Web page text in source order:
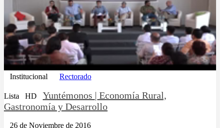
Institucional Rectorado
Lista HD
Yuntémonos | Economía Rural,
Gastronomía y Desarrollo
26 de Noviembre de 2016